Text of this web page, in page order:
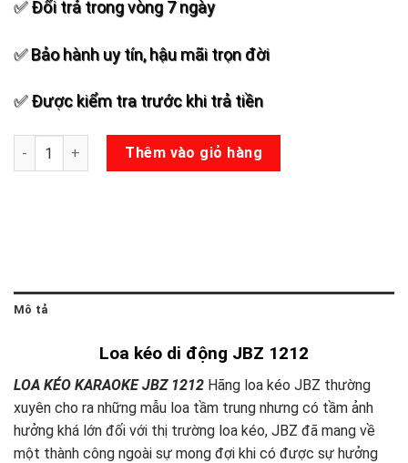
✅ Đổi trả trong vòng 7 ngày
✅ Bảo hành uy tín, hậu mãi trọn đời
✅ Được kiểm tra trước khi trả tiền
Loa kéo di động JBZ 1212 số lượng
Thêm vào giỏ hàng
Mô tả
Loa kéo di động JBZ 1212
LOA KÉO KARAOKE JBZ 1212 Hãng loa kéo JBZ thường
xuyên cho ra những mẫu loa tầm trung nhưng có tầm ảnh
hưởng khá lớn đối với thị trường loa kéo, JBZ đã mang về
một thành công ngoài sự mong đợi khi có được sự hưởng